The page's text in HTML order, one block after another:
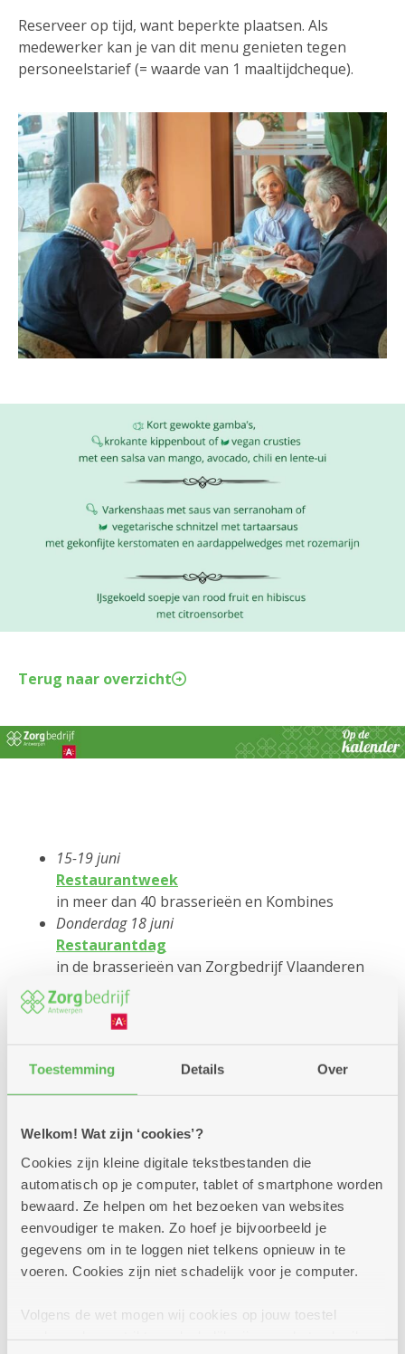
Toestemming Details Over
Welkom! Wat zijn ‘cookies’?
Cookies zijn kleine digitale tekstbestanden die
automatisch op je computer, tablet of smartphone worden
bewaard. Ze helpen om het bezoeken van websites
eenvoudiger te maken. Zo hoef je bijvoorbeeld je
gegevens om in te loggen niet telkens opnieuw in te
voeren. Cookies zijn niet schadelijk voor je computer.
Volgens de wet mogen wij cookies op jouw toestel
Reserveer op tijd, want beperkte plaatsen. Als
medewerker kan je van dit menu genieten tegen
personeelstarief (= waarde van 1 maaltijdcheque).
Terug naar overzicht
15-19 juni
Restaurantweek
in meer dan 40 brasserieën en Kombines
Donderdag 18 juni
Restaurantdag
in de brasserieën van Zorgbedrijf Vlaanderen
Zondag 21 juni
woonzorgcentrum Bloemenveld in Wilrijk
Donderdag 25 juni
Afterworkparty
Terug naar overzicht